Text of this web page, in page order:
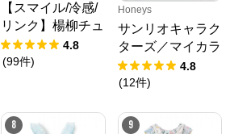
【スマイル/冷感/
リンク】楊柳チュ
ニック
4.8
(99件)
Honeys
サンリオキャラク
ターズ／マイカラ
ーソックス4.8
(12件)
8 9